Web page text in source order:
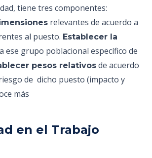
tiene tres componentes:
relevantes de acuerdo a
al puesto. Establecer la
ese grupo poblacional específico de
pesos relativos de acuerdo
de dicho puesto (impacto y
más
en el Trabajo